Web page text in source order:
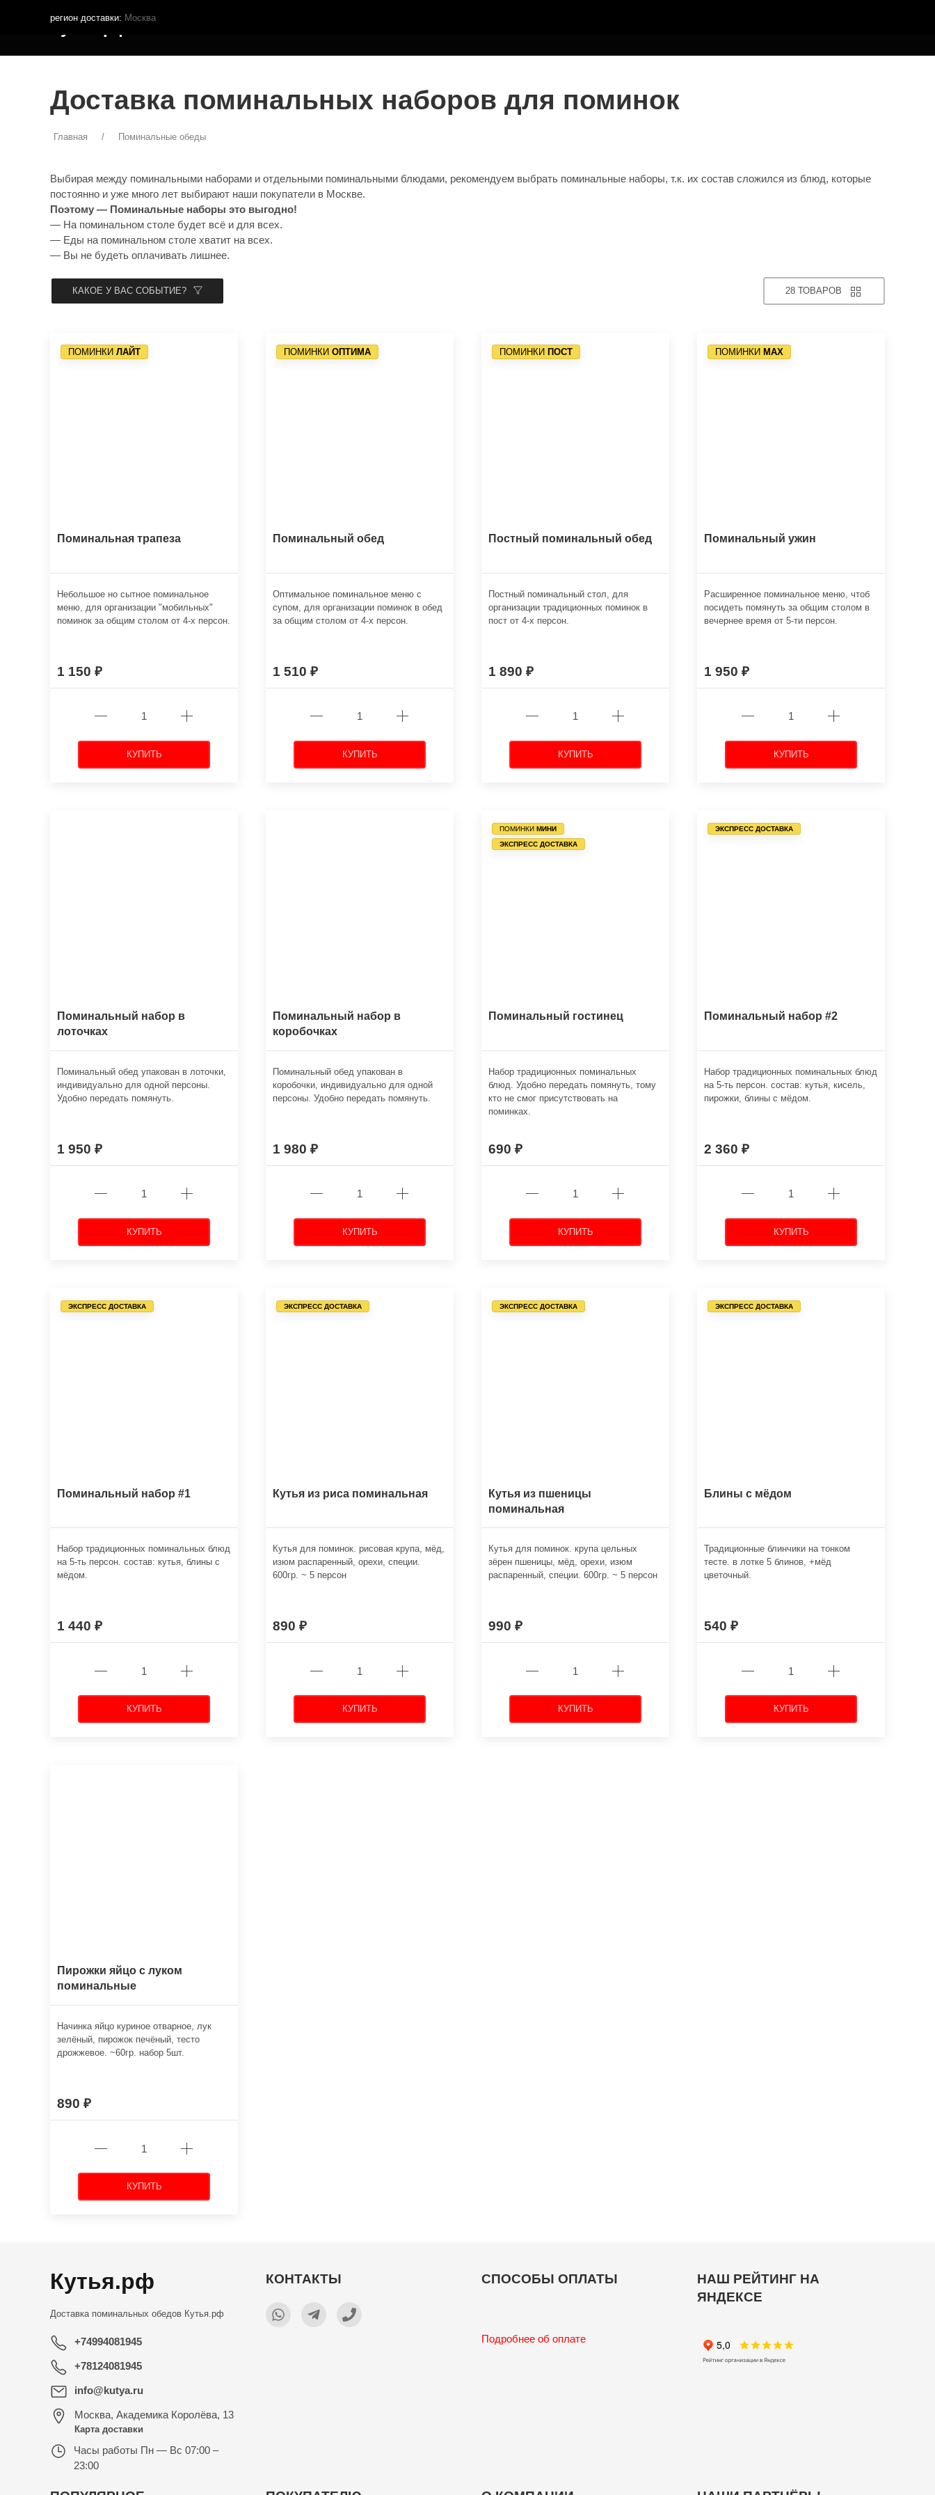
регион доставки: Москва
Кутья.рф
Доставка поминальных наборов для поминок
Главная Поминальные обеды
Выбирая между поминальными наборами и отдельными поминальными блюдами, рекомендуем выбрать поминальные наборы, т.к. их состав сложился из блюд, которые
постоянно и уже много лет выбирают наши покупатели в Москве.
Поэтому — Поминальные наборы это выгодно!
— На поминальном столе будет всё и для всех.
— Еды на поминальном столе хватит на всех.
— Вы не будеть оплачивать лишнее.
КАКОЕ У ВАС СОБЫТИЕ? 28 ТОВАРОВ
ПОМИНКИ ЛАЙТ
Поминальная трапеза
Небольшое но сытное поминальное
меню, для организации "мобильных"
поминок за общим столом от 4-х персон.
1 150
КУПИТЬ
ПОМИНКИ ОПТИМА
Поминальный обед
Оптимальное поминальное меню с
супом, для организации поминок в обед
за общим столом от 4-х персон.
1 510
КУПИТЬ
ПОМИНКИ ПОСТ
Постный поминальный обед
Постный поминальный стол, для
организации традиционных поминок в
пост от 4-х персон.
1 890
КУПИТЬ
ПОМИНКИ МАХ
Поминальный ужин
Расширенное поминальное меню, чтоб
посидеть помянуть за общим столом в
вечернее время от 5-ти персон.
1 950
КУПИТЬ
Поминальный набор в
лоточках
Поминальный обед упакован в лоточки,
индивидуально для одной персоны.
Удобно передать помянуть.
1 950
КУПИТЬ
Поминальный набор в
коробочках
Поминальный обед упакован в
коробочки, индивидуально для одной
персоны. Удобно передать помянуть.
1 980
КУПИТЬ
ПОМИНКИ МИНИ
ЭКСПРЕСС ДОСТАВКА
Поминальный гостинец
Набор традиционных поминальных
блюд. Удобно передать помянуть, тому
кто не смог присутствовать на
поминках.
690
КУПИТЬ
ЭКСПРЕСС ДОСТАВКА
Поминальный набор #2
Набор традиционных поминальных блюд
на 5-ть персон. состав: кутья, кисель,
пирожки, блины с мёдом.
2 360
КУПИТЬ
ЭКСПРЕСС ДОСТАВКА
Поминальный набор #1
Набор традиционных поминальных блюд
на 5-ть персон. состав: кутья, блины с
мёдом.
1 440
КУПИТЬ
ЭКСПРЕСС ДОСТАВКА
Кутья из риса поминальная
Кутья для поминок. рисовая крупа, мёд,
изюм распаренный, орехи, специи.
600гр. ~ 5 персон
890
КУПИТЬ
ЭКСПРЕСС ДОСТАВКА
Кутья из пшеницы
поминальная
Кутья для поминок. крупа цельных
зёрен пшеницы, мёд, орехи, изюм
распаренный, специи. 600гр. ~ 5 персон
990
КУПИТЬ
ЭКСПРЕСС ДОСТАВКА
Блины с мёдом
Традиционные блинчики на тонком
тесте. в лотке 5 блинов, +мёд
цветочный.
540
КУПИТЬ
Пирожки яйцо с луком
поминальные
Начинка яйцо куриное отварное, лук
зелёный, пирожок печёный, тесто
дрожжевое. ~60гр. набор 5шт.
890
КУПИТЬ
Кутья.рф
Доставка поминальных обедов Кутья.рф
+74994081945
+78124081945
info@kutya.ru
Москва, Академика Королёва, 13
Карта доставки
Часы работы Пн — Вс 07:00 –
23:00
КОНТАКТЫ СПОСОБЫ ОПЛАТЫ
Подробнее об оплате
НАШ РЕЙТИНГ НА
ЯНДЕКСЕ